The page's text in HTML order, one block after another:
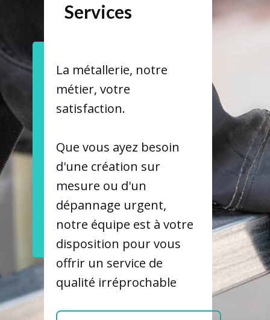
Services
La métallerie, notre
métier, votre
satisfaction.
Que vous ayez besoin
d'une création sur
mesure ou d'un
dépannage urgent,
notre équipe est à votre
disposition pour vous
offrir un service de
qualité irréprochable